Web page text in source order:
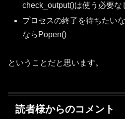
check_output()は使う必要な
プロセスの終了を待ちたい
ならPopen()
ということだと思います。
読者様からのコメント